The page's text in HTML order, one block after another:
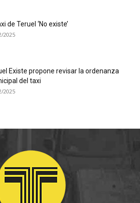
de Teruel ‘No existe’
2025
Existe propone revisar la ordenanza
del taxi
2025